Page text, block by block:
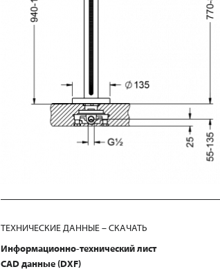
ТЕХНИЧЕСКИЕ ДАННЫЕ – СКАЧАТЬ
Информационно-технический лист
CAD данные (DXF)